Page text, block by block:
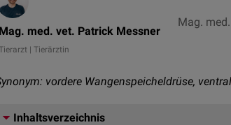
Mag. med. vet. Patrick Messner
Tierarzt | Tierärztin
Mag.
vordere Wangenspeicheldrüse,
Inhaltsverzeichnis